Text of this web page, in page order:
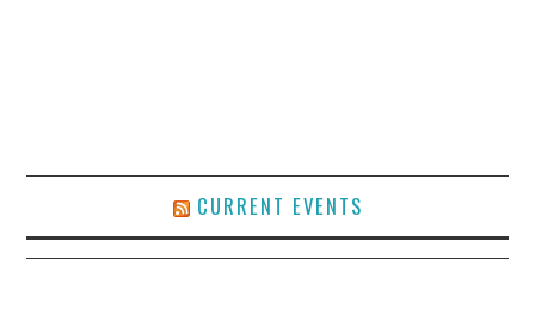
CURRENT EVENTS